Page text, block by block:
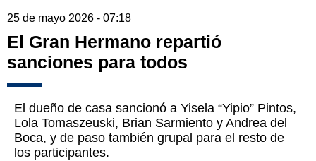
25 de mayo 2026 - 07:18
El Gran Hermano repartió
sanciones para todos
El dueño de casa sancionó a Yisela “Yipio” Pintos,
Lola Tomaszeuski, Brian Sarmiento y Andrea del
Boca, y de paso también grupal para el resto de
los participantes.